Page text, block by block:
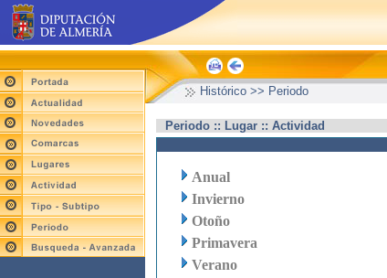
Histórico >> Periodo
Periodo :: Lugar :: Actividad
Anual
Invierno
Otoño
Primavera
Verano